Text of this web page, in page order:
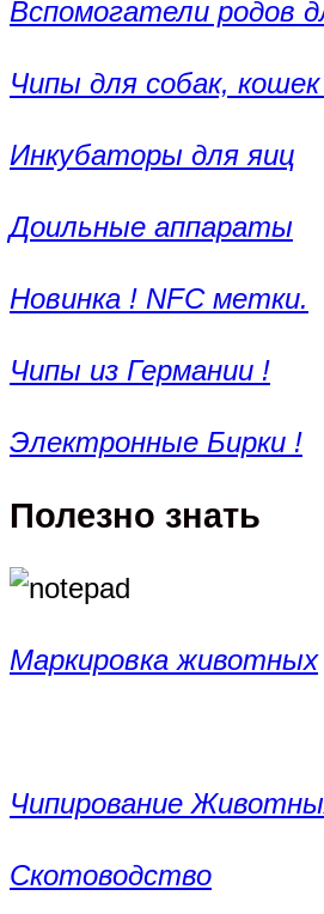
Вспомогатели родов
Чипы для собак,
Инкубаторы для яиц
Доильные аппараты
Новинка ! NFC метки.
Чипы из Германии !
Электронные Бирки !
Полезно знать
Маркировка животных
Чипирование
Скотоводство